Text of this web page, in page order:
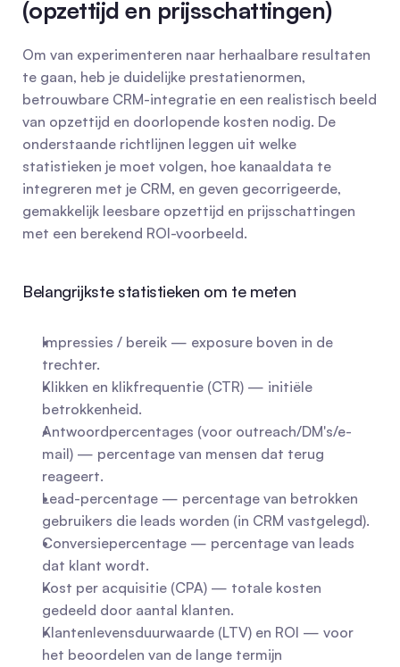
(opzettijd en prijsschattingen)
Om van experimenteren naar herhaalbare resultaten
te gaan, heb je duidelijke prestatienormen,
betrouwbare CRM-integratie en een realistisch beeld
van opzettijd en doorlopende kosten nodig. De
onderstaande richtlijnen leggen uit welke
statistieken je moet volgen, hoe kanaaldata te
integreren met je CRM, en geven gecorrigeerde,
gemakkelijk leesbare opzettijd en prijsschattingen
met een berekend ROI-voorbeeld.
Belangrijkste statistieken om te meten
Impressies / bereik — exposure boven in de
trechter.
Klikken en klikfrequentie (CTR) — initiële
betrokkenheid.
Antwoordpercentages (voor outreach/DM's/e-
mail) — percentage van mensen dat terug
reageert.
Lead-percentage — percentage van betrokken
gebruikers die leads worden (in CRM vastgelegd).
Conversiepercentage — percentage van leads
dat klant wordt.
Kost per acquisitie (CPA) — totale kosten
gedeeld door aantal klanten.
Klantenlevensduurwaarde (LTV) en ROI — voor
het beoordelen van de lange termijn